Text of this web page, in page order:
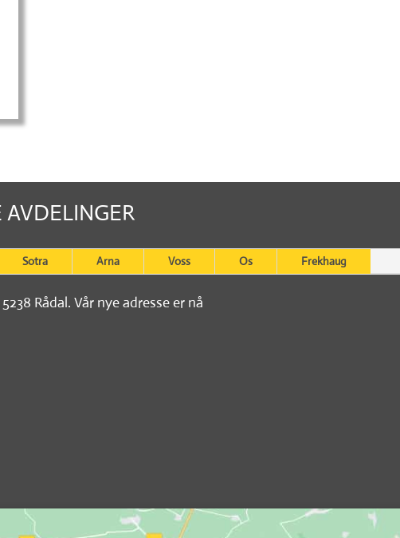
AVDELINGER
Sotra Arna Voss Os Frekhaug
Rådal. Vår nye adresse er nå